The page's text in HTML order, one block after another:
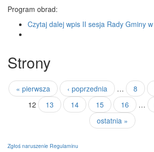
Program obrad:
Czytaj dalej wpis II sesja Rady Gminy
Strony
« pierwsza ‹ poprzednia … 8
12
13 14 15 16 …
ostatnia »
Zgłoś naruszenie Regulaminu